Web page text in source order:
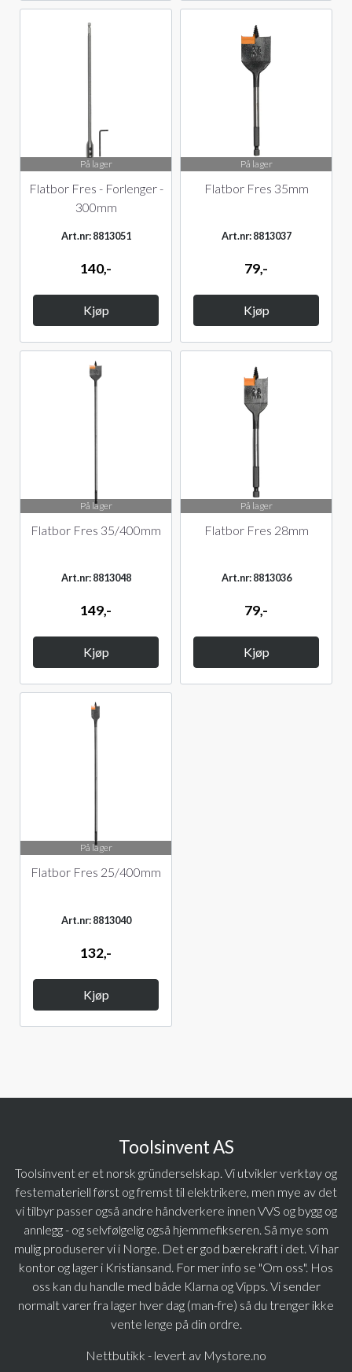
På lager
Flatbor Fres - Forlenger -
300mm
Art.nr: 8813051
140,-
Kjøp
På lager
Flatbor Fres 35mm
Art.nr: 8813037
79,-
Kjøp
På lager
Flatbor Fres 35/400mm
Art.nr: 8813048
149,-
Kjøp
På lager
Flatbor Fres 28mm
Art.nr: 8813036
79,-
Kjøp
På lager
Flatbor Fres 25/400mm
Art.nr: 8813040
132,-
Kjøp
Toolsinvent AS
Toolsinvent er et norsk gründerselskap. Vi utvikler verktøy og
festemateriell først og fremst til elektrikere, men mye av det
vi tilbyr passer også andre håndverkere innen VVS og bygg og
annlegg - og selvfølgelig også hjemmefikseren. Så mye som
mulig produserer vi i Norge. Det er god bærekraft i det. Vi har
kontor og lager i Kristiansand. For mer info se "Om oss". Hos
oss kan du handle med både Klarna og Vipps. Vi sender
normalt varer fra lager hver dag (man-fre) så du trenger ikke
vente lenge på din ordre.
Nettbutikk - levert av Mystore.no